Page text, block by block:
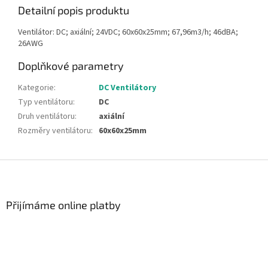
Detailní popis produktu
Ventilátor: DC; axiální; 24VDC; 60x60x25mm; 67,96m3/h; 46dBA;
26AWG
Doplňkové parametry
Kategorie:
DC Ventilátory
Typ ventilátoru:
DC
Druh ventilátoru:
axiální
Rozměry ventilátoru: 60x60x25mm
Přijímáme online platby